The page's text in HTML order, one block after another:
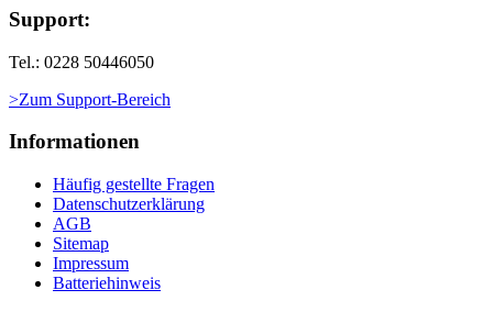
Support:
Tel.: 0228 50446050
>Zum Support-Bereich
Informationen
Häufig gestellte Fragen
Datenschutzerklärung
AGB
Sitemap
Impressum
Batteriehinweis